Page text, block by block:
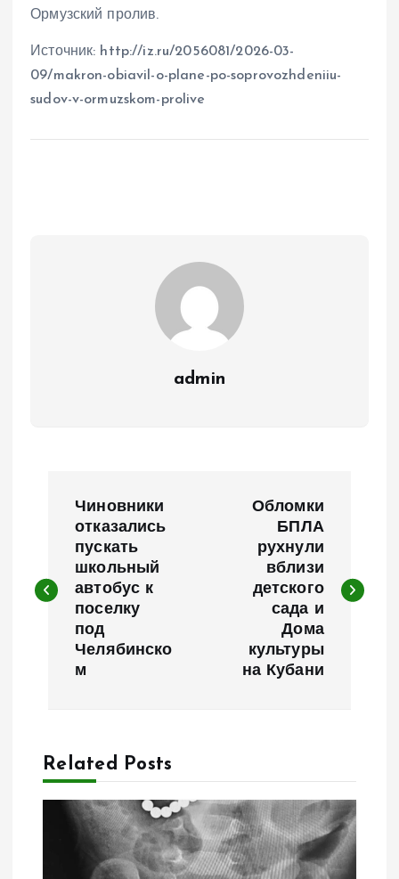
Ормузский пролив.
Источник: http://iz.ru/2056081/2026-03-
09/makron-obiavil-o-plane-po-soprovozhdeniiu-
sudov-v-ormuzskom-prolive
admin
в
ц
и
Чиновники
отказались
пускать
школьный
автобус к
поселку
под
Челябинско
м
Обломки
БПЛА
рухнули
вблизи
детского
сада и
Дома
культуры
на Кубани
Related Posts